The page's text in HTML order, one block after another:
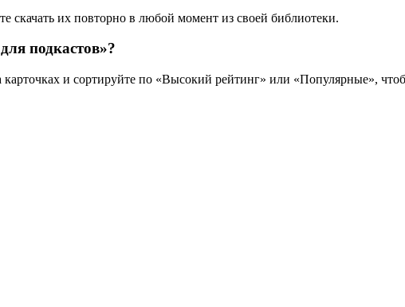
скачать их повторно в любой момент из своей библиотеки.
подкастов»?
карточках и сортируйте по «Высокий рейтинг» или «Популярные»,